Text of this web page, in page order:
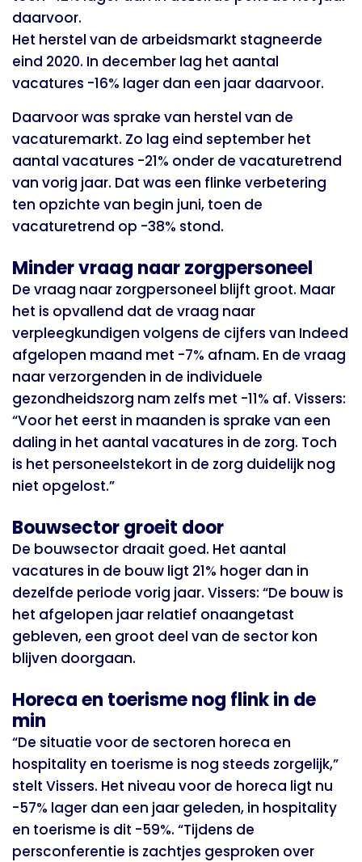
daarvoor.
Het herstel van de arbeidsmarkt stagneerde
eind 2020. In december lag het aantal
vacatures -16% lager dan een jaar daarvoor.
Daarvoor was sprake van herstel van de
vacaturemarkt. Zo lag eind september het
aantal vacatures -21% onder de vacaturetrend
van vorig jaar. Dat was een flinke verbetering
ten opzichte van begin juni, toen de
vacaturetrend op -38% stond.
Minder vraag naar zorgpersoneel
De vraag naar zorgpersoneel blijft groot. Maar
het is opvallend dat de vraag naar
verpleegkundigen volgens de cijfers van Indeed
afgelopen maand met -7% afnam. En de vraag
naar verzorgenden in de individuele
gezondheidszorg nam zelfs met -11% af. Vissers:
“Voor het eerst in maanden is sprake van een
daling in het aantal vacatures in de zorg. Toch
is het personeelstekort in de zorg duidelijk nog
niet opgelost.”
Bouwsector groeit door
De bouwsector draait goed. Het aantal
vacatures in de bouw ligt 21% hoger dan in
dezelfde periode vorig jaar. Vissers: “De bouw is
het afgelopen jaar relatief onaangetast
gebleven, een groot deel van de sector kon
blijven doorgaan.
Horeca en toerisme nog flink in de
min
“De situatie voor de sectoren horeca en
hospitality en toerisme is nog steeds zorgelijk,”
stelt Vissers. Het niveau voor de horeca ligt nu
-57% lager dan een jaar geleden, in hospitality
en toerisme is dit -59%. “Tijdens de
persconferentie is zachtjes gesproken over